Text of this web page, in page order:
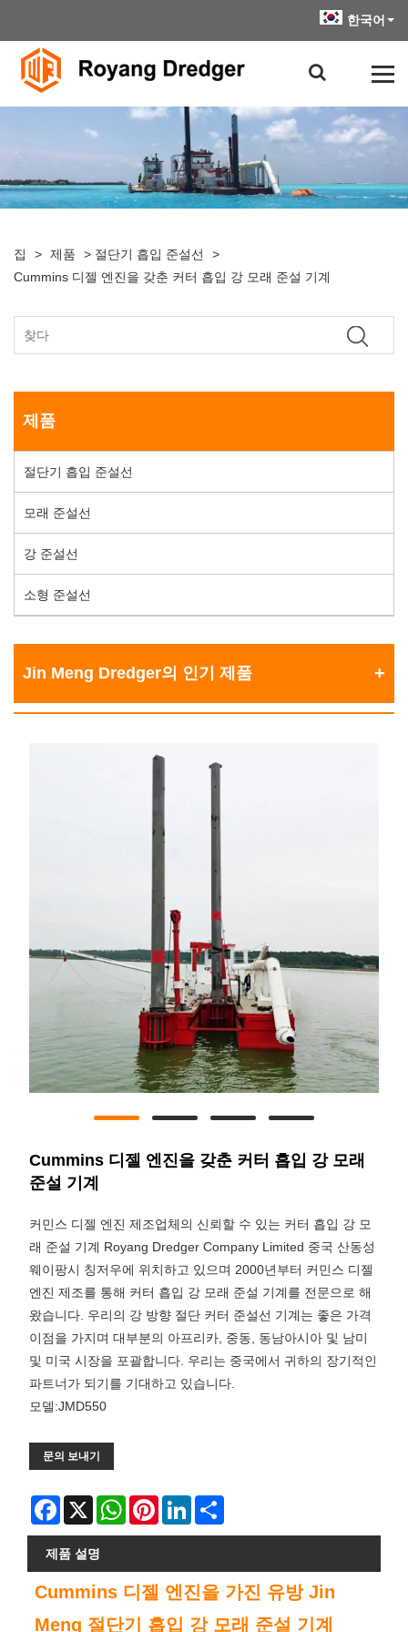
한국어
집 > 제품 > 절단기 흡입 준설선
>
Cummins 디젤 엔진을 갖춘 커터 흡입 강 모래 준설 기계
제품
절단기 흡입 준설선
모래 준설선
강 준설선
소형 준설선
Jin Meng Dredger의 인기 제품
Cummins 디젤 엔진을 갖춘 커터 흡입 강 모래
준설 기계
커민스 디젤 엔진 제조업체의 신뢰할 수 있는 커터 흡입 강 모
래 준설 기계 Royang Dredger Company Limited 중국 산동성
웨이팡시 칭저우에 위치하고 있으며 2000년부터 커민스 디젤
엔진 제조를 통해 커터 흡입 강 모래 준설 기계를 전문으로 해
왔습니다. 우리의 강 방향 절단 커터 준설선 기계는 좋은 가격
이점을 가지며 대부분의 아프리카, 중동, 동남아시아 및 남미
및 미국 시장을 포괄합니다. 우리는 중국에서 귀하의 장기적인
파트너가 되기를 기대하고 있습니다.
모델:JMD550
문의 보내기
Facebook
X WhatsAppPinterestLinkedIn
제품 설명
Cummins 디젤 엔진을 가진 유방 Jin
Meng 절단기 흡입 강 모래 준설 기계